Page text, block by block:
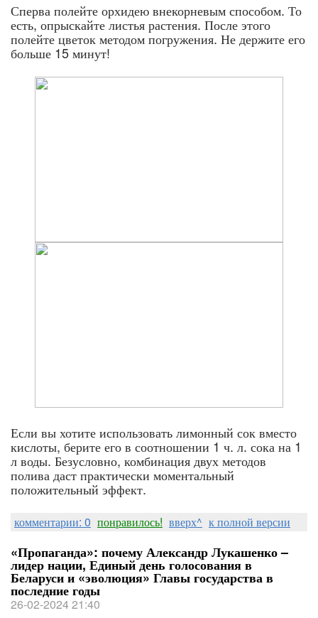
Сперва полейте орхидею внекорневым способом. То
есть, опрыскайте листья растения. После этого
полейте цветок методом погружения. Не держите его
больше 15 минут!
Если вы хотите использовать лимонный сок вместо
кислоты, берите его в соотношении 1 ч. л. сока на 1
л воды. Безусловно, комбинация двух методов
полива даст практически моментальный
положительный эффект.
комментарии: 0 понравилось! вверх^ к полной версии
«Пропаганда»: почему Александр Лукашенко –
лидер нации, Единый день голосования в
Беларуси и «эволюция» Главы государства в
последние годы
26-02-2024 21:40